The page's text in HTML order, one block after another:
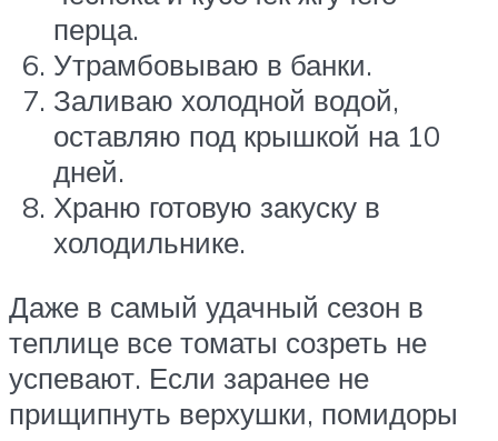
перца.
Утрамбовываю в банки.
Заливаю холодной водой,
оставляю под крышкой на 10
дней.
Храню готовую закуску в
холодильнике.
Даже в самый удачный сезон в
теплице все томаты созреть не
успевают. Если заранее не
прищипнуть верхушки, помидоры